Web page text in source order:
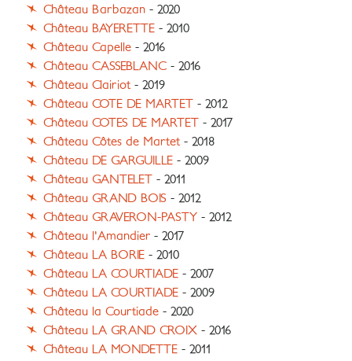
Château Barbazan - 2020
Château BAYERETTE - 2010
Château Capelle - 2016
Château CASSEBLANC - 2016
Château Clairiot - 2019
Château COTE DE MARTET - 2012
Château COTES DE MARTET - 2017
Château Côtes de Martet - 2018
Château DE GARGUILLE - 2009
Château GANTELET - 2011
Château GRAND BOIS - 2012
Château GRAVERON-PASTY - 2012
Château l'Amandier - 2017
Château LA BORIE - 2010
Château LA COURTIADE - 2007
Château LA COURTIADE - 2009
Château la Courtiade - 2020
Château LA GRAND CROIX - 2016
Château LA MONDETTE - 2011